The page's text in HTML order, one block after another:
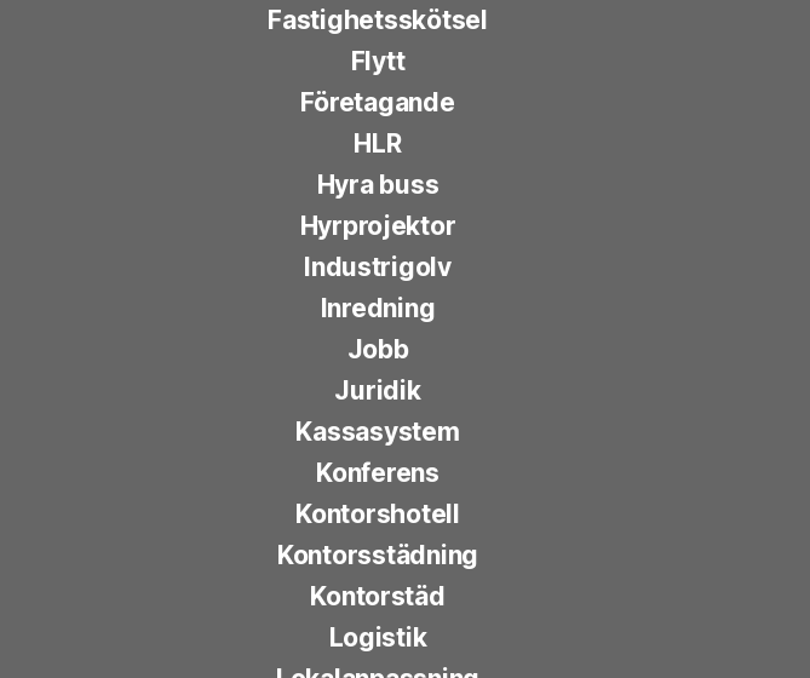
Fastighetsskötsel
Flytt
Företagande
HLR
Hyra buss
Hyrprojektor
Industrigolv
Inredning
Jobb
Juridik
Kassasystem
Konferens
Kontorshotell
Kontorsstädning
Kontorstäd
Logistik